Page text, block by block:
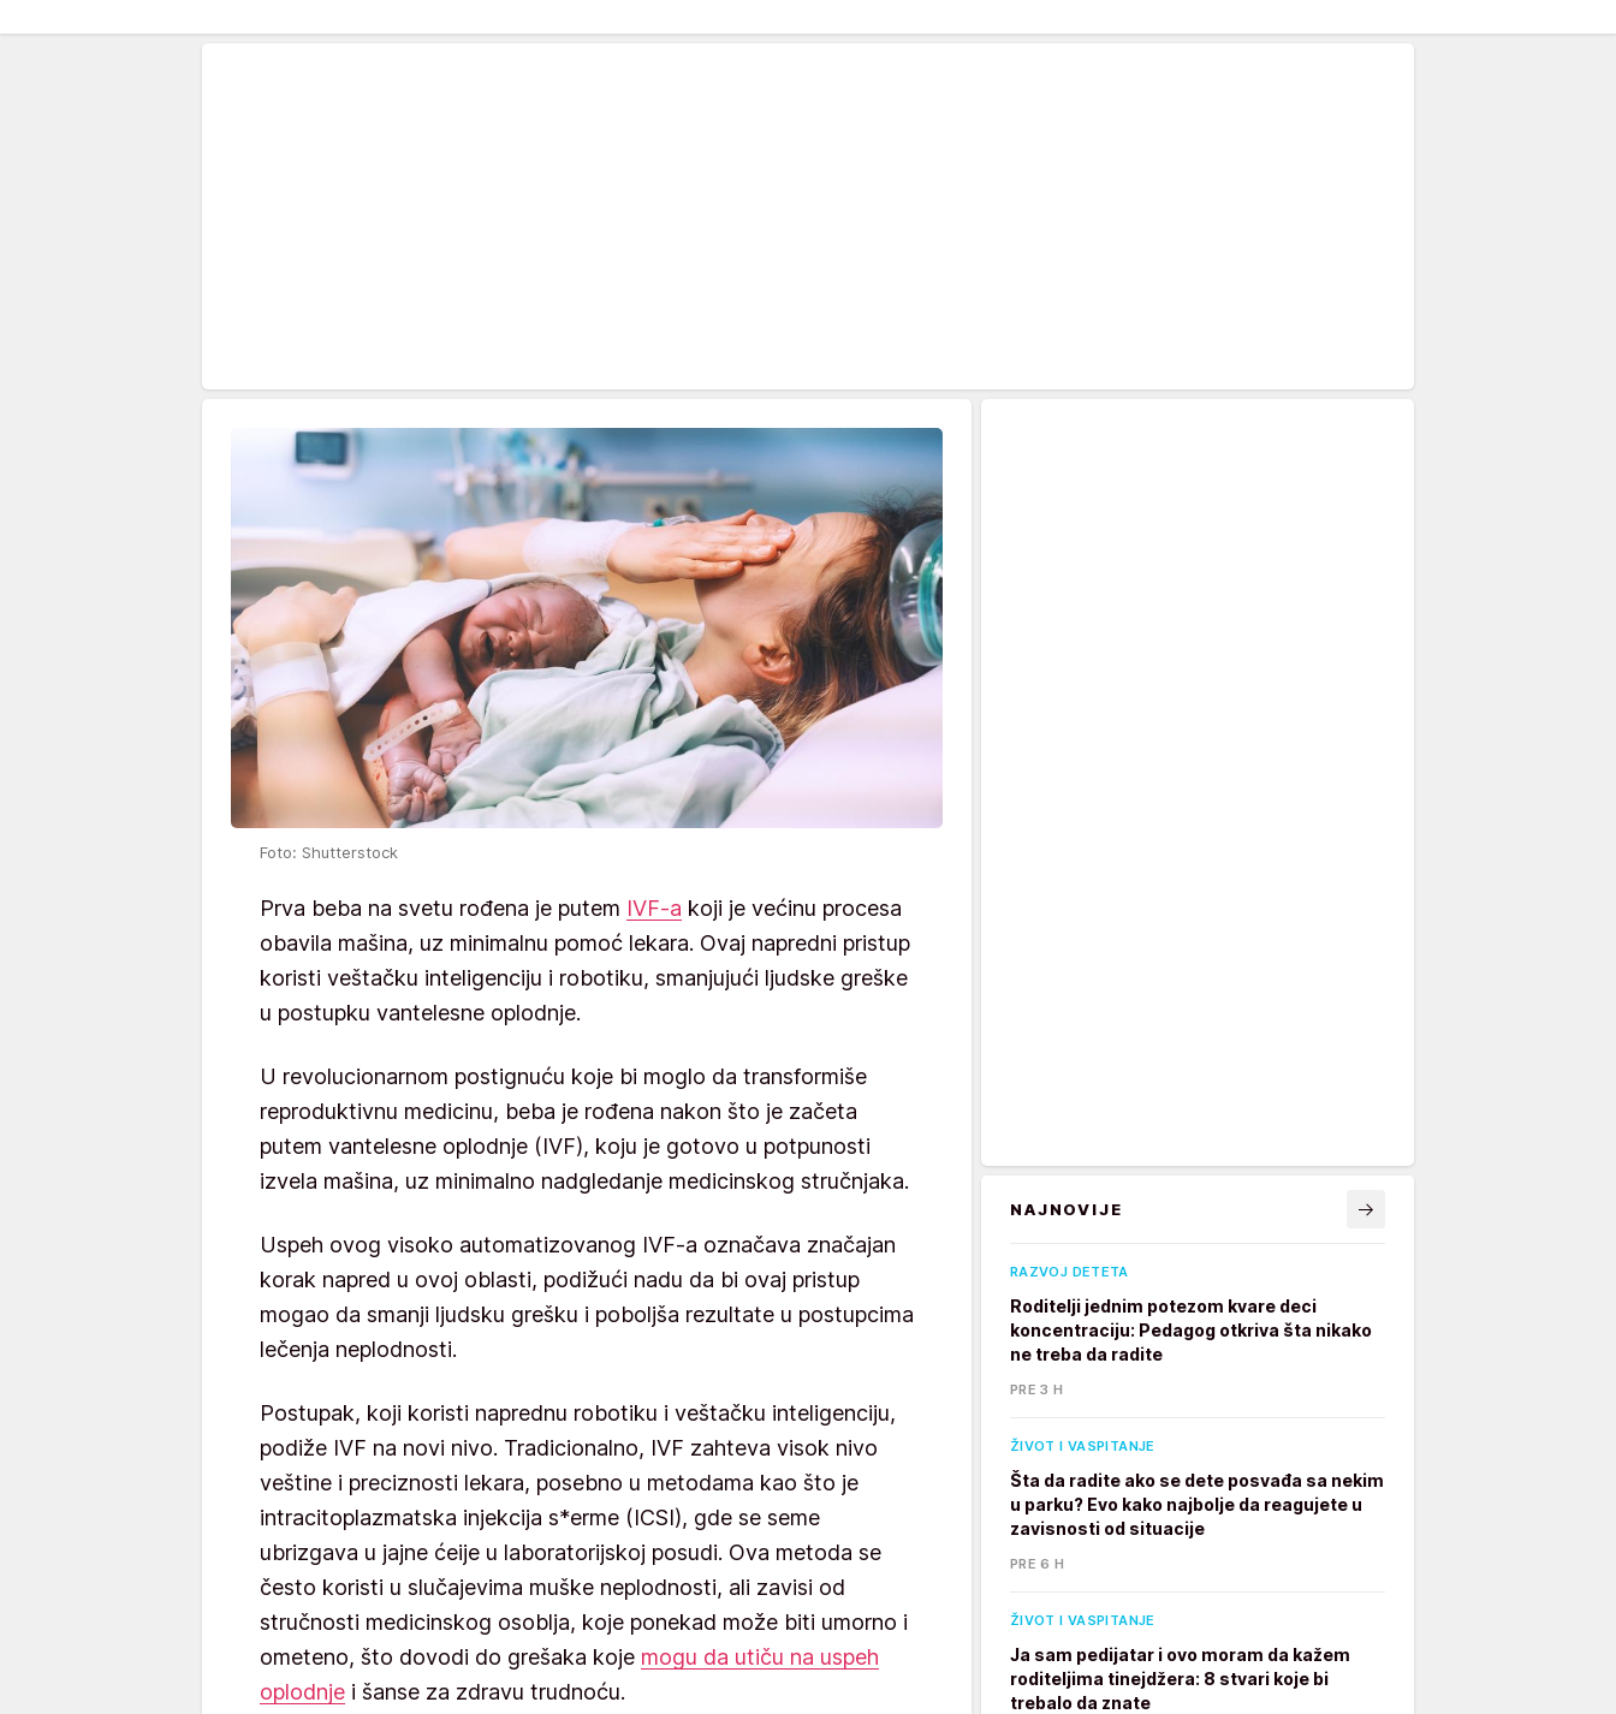
Foto: Shutterstock
Prva beba na svetu rođena je putem IVF-a koji je većinu procesa
obavila mašina, uz minimalnu pomoć lekara. Ovaj napredni pristup
koristi veštačku inteligenciju i robotiku, smanjujući ljudske greške
u postupku vantelesne oplodnje.
U revolucionarnom postignuću koje bi moglo da transformiše
reproduktivnu medicinu, beba je rođena nakon što je začeta
putem vantelesne oplodnje (IVF), koju je gotovo u potpunosti
izvela mašina, uz minimalno nadgledanje medicinskog stručnjaka.
Uspeh ovog visoko automatizovanog IVF-a označava značajan
korak napred u ovoj oblasti, podižući nadu da bi ovaj pristup
mogao da smanji ljudsku grešku i poboljša rezultate u postupcima
lečenja neplodnosti.
Postupak, koji koristi naprednu robotiku i veštačku inteligenciju,
podiže IVF na novi nivo. Tradicionalno, IVF zahteva visok nivo
veštine i preciznosti lekara, posebno u metodama kao što je
intracitoplazmatska injekcija s*erme (ICSI), gde se seme
ubrizgava u jajne ćeije u laboratorijskoj posudi. Ova metoda se
često koristi u slučajevima muške neplodnosti, ali zavisi od
stručnosti medicinskog osoblja, koje ponekad može biti umorno i
ometeno, što dovodi do grešaka koje mogu da utiču na uspeh
oplodnje i šanse za zdravu trudnoću.
NAJNOVIJE
RAZVOJ DETETA
Roditelji jednim potezom kvare deci
koncentraciju: Pedagog otkriva šta nikako
ne treba da radite
PRE 3 H
ŽIVOT I VASPITANJE
Šta da radite ako se dete posvađa sa nekim
u parku? Evo kako najbolje da reagujete u
zavisnosti od situacije
PRE 6 H
ŽIVOT I VASPITANJE
Ja sam pedijatar i ovo moram da kažem
roditeljima tinejdžera: 8 stvari koje bi
trebalo da znate